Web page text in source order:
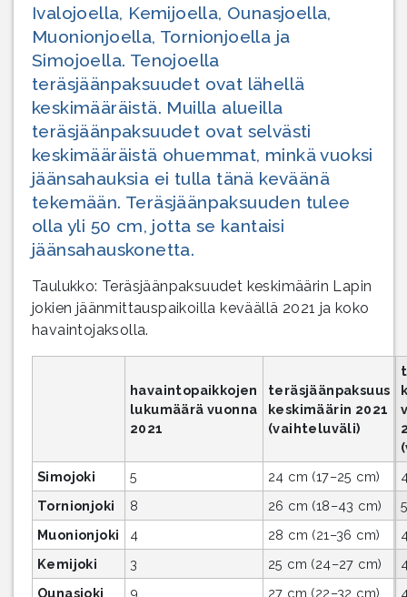
Ivalojoella, Kemijoella, Ounasjoella,
Muonionjoella, Tornionjoella ja
Simojoella. Tenojoella
teräsjäänpaksuudet ovat lähellä
keskimääräistä. Muilla alueilla
teräsjäänpaksuudet ovat selvästi
keskimääräistä ohuemmat, minkä vuoksi
jäänsahauksia ei tulla tänä keväänä
tekemään. Teräsjäänpaksuuden tulee
olla yli 50 cm, jotta se kantaisi
jäänsahauskonetta.
Taulukko: Teräsjäänpaksuudet keskimäärin Lapin
jokien jäänmittauspaikoilla keväällä 2021 ja koko
havaintojaksolla.
havaintopaikkojen
lukumäärä vuonna
2021
teräsjäänpaksuus
keskimäärin 2021
(vaihteluväli)
Simojoki
5 24 cm (17–25 cm)
Tornionjoki
8 26 cm (18–43 cm)
Muonionjoki
4 28 cm (21–36 cm)
Kemijoki
3 25 cm (24–27 cm)
Ounasjoki
9 27 cm (22–32 cm)